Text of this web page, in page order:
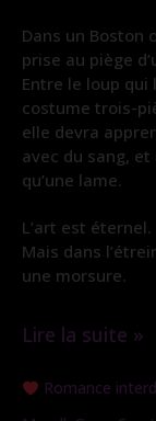
Dans un Boston
prise au piège
Entre le loup qui
costume trois-
elle devra
avec du sang,
qu’une lame.
L’art est éternel.
Mais dans
une morsure.
Lire la suite »
Romance